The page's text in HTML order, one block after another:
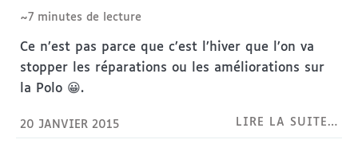
~7 minutes de lecture
Ce n’est pas parce que c’est l’hiver que l’on va
stopper les réparations ou les améliorations sur
la Polo 😀.
20 JANVIER 2015 LIRE LA SUITE…